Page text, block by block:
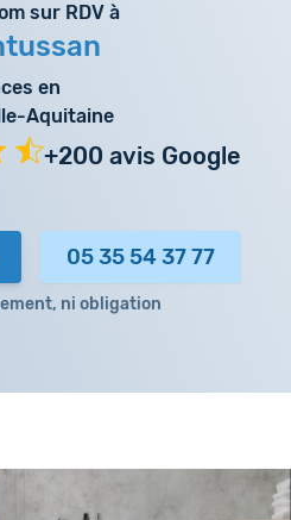
sur RDV à
en
Aquitaine
+200 avis Google
05 35 54 37 77
ni obligation